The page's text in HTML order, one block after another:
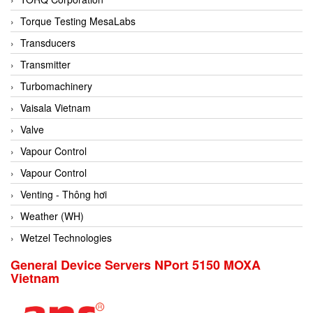
Conch
Conductix/ WAMPFLER
Contrec
Contrinex
Control Solution Minesota
Copeland
Cortem
Cosa Xentaur
Cosil
Coulton
Crouzet
Crowcon
Crutec Dust Zero Vietnam
Torque Testing MesaLabs
Transducers
Transmitter
Turbomachinery
Vaisala Vietnam
Valve
Vapour Control
Vapour Control
Venting - Thông hơi
Weather (WH)
Wetzel Technologies
General Device Servers NPort 5150 MOXA
Vietnam